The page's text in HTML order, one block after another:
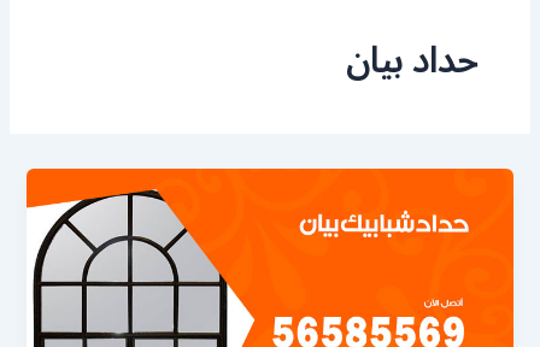
حداد بيان